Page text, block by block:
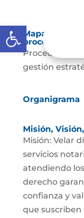
Abrir barra de
Mapas y
procesos
gestión
Organigrama
Misión,
Misión: Velar
servicios
atendiendo
derecho
confianza y
que suscriben